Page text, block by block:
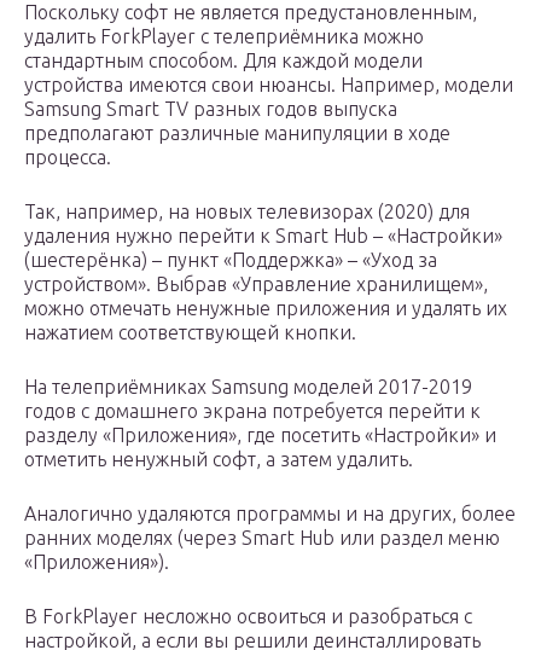
Поскольку софт не является предустановленным,
удалить ForkPlayer с телеприёмника можно
стандартным способом. Для каждой модели
устройства имеются свои нюансы. Например, модели
Samsung Smart TV разных годов выпуска
предполагают различные манипуляции в ходе
процесса.
Так, например, на новых телевизорах (2020) для
удаления нужно перейти к Smart Hub – «Настройки»
(шестерёнка) – пункт «Поддержка» – «Уход за
устройством». Выбрав «Управление хранилищем»,
можно отмечать ненужные приложения и удалять их
нажатием соответствующей кнопки.
На телеприёмниках Samsung моделей 2017-2019
годов с домашнего экрана потребуется перейти к
разделу «Приложения», где посетить «Настройки» и
отметить ненужный софт, а затем удалить.
Аналогично удаляются программы и на других, более
ранних моделях (через Smart Hub или раздел меню
«Приложения»).
В ForkPlayer несложно освоиться и разобраться с
настройкой, а если вы решили деинсталлировать